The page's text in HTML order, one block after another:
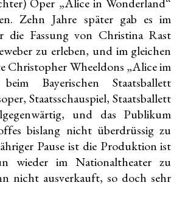
Oper „Alice in Wonderland“
Zehn Jahre später gab es im
die Fassung von Christina Rast
zu erleben, und im gleichen
Christopher Wheeldons „Alice im
Bayerischen Staatsballett
Staatsschauspiel, Staatsballett
und das Publikum
bislang nicht überdrüssig zu
Pause ist die Produktion ist
wieder im Nationaltheater zu
nicht ausverkauft, so doch sehr